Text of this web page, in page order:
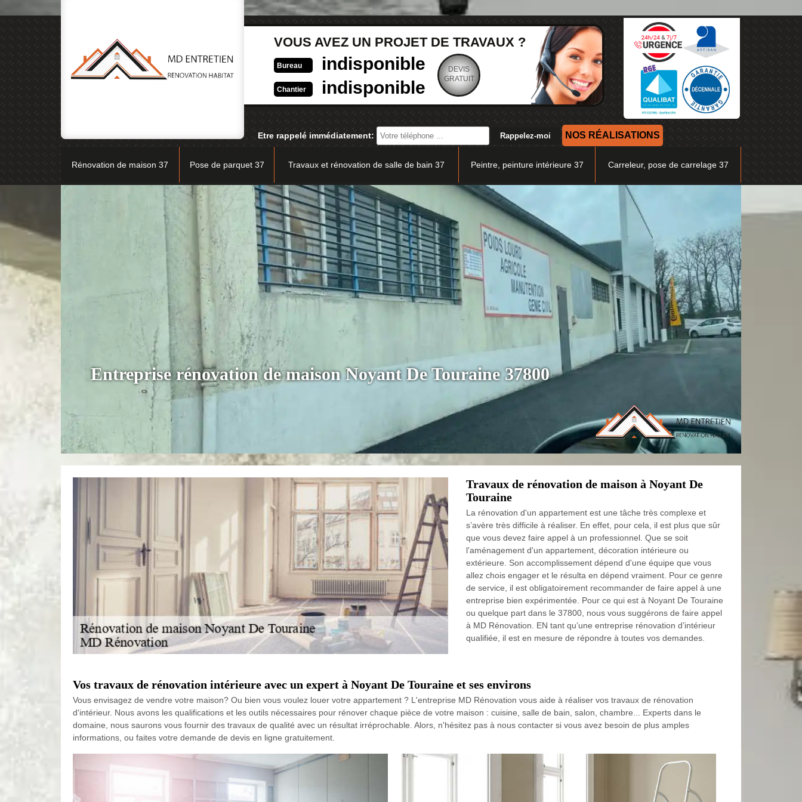
VOUS AVEZ UN PROJET DE TRAVAUX ?
Bureau indisponible
Chantier indisponible
DEVIS
GRATUIT
Etre rappelé immédiatement: NOS RÉALISATIONS
Rénovation de maison 37 Pose de parquet 37 Travaux et rénovation de salle de bain 37 Peintre, peinture intérieure 37 Carreleur, pose de carrelage 37
Entreprise rénovation de maison Noyant De Touraine 37800
Travaux de rénovation de maison à Noyant De
Touraine
La rénovation d'un appartement est une tâche très complexe et
s’avère très difficile à réaliser. En effet, pour cela, il est plus que sûr
que vous devez faire appel à un professionnel. Que se soit
l'aménagement d'un appartement, décoration intérieure ou
extérieure. Son accomplissement dépend d'une équipe que vous
allez chois engager et le résulta en dépend vraiment. Pour ce genre
de service, il est obligatoirement recommander de faire appel à une
entreprise bien expérimentée. Pour ce qui est à Noyant De Touraine
ou quelque part dans le 37800, nous vous suggérons de faire appel
à MD Rénovation. EN tant qu’une entreprise rénovation d’intérieur
qualifiée, il est en mesure de répondre à toutes vos demandes.
Vos travaux de rénovation intérieure avec un expert à Noyant De Touraine et ses environs
Vous envisagez de vendre votre maison? Ou bien vous voulez louer votre appartement ? L'entreprise MD Rénovation vous aide à réaliser vos travaux de rénovation
d'intérieur. Nous avons les qualifications et les outils nécessaires pour rénover chaque pièce de votre maison : cuisine, salle de bain, salon, chambre... Experts dans le
domaine, nous saurons vous fournir des travaux de qualité avec un résultat irréprochable. Alors, n'hésitez pas à nous contacter si vous avez besoin de plus amples
informations, ou faites votre demande de devis en ligne gratuitement.